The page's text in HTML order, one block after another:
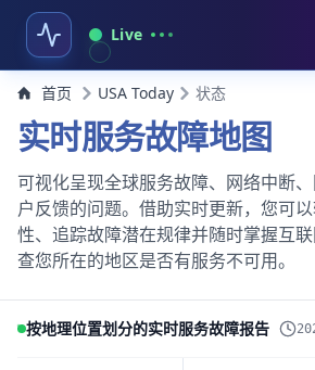
Live
首页 USA Today 状态
实时服务故障地图
可视化呈现全球服务故障、网络中断
户反馈的问题。借助实时更新，您可
性、追踪故障潜在规律并随时掌握互
查您所在的地区是否有服务不可用。
按地理位置划分的实时服务故障报告